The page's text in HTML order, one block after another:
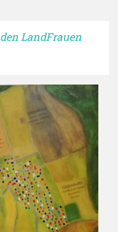
LandFrauen